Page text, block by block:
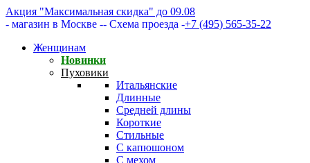
Акция "Максимальная скидка" до 09.08
- магазин в Москве -- Схема проезда -+7 (495) 565-35-22
Женщинам
Новинки
Пуховики
Итальянские
Длинные
Средней длины
Короткие
Стильные
С капюшоном
С мехом